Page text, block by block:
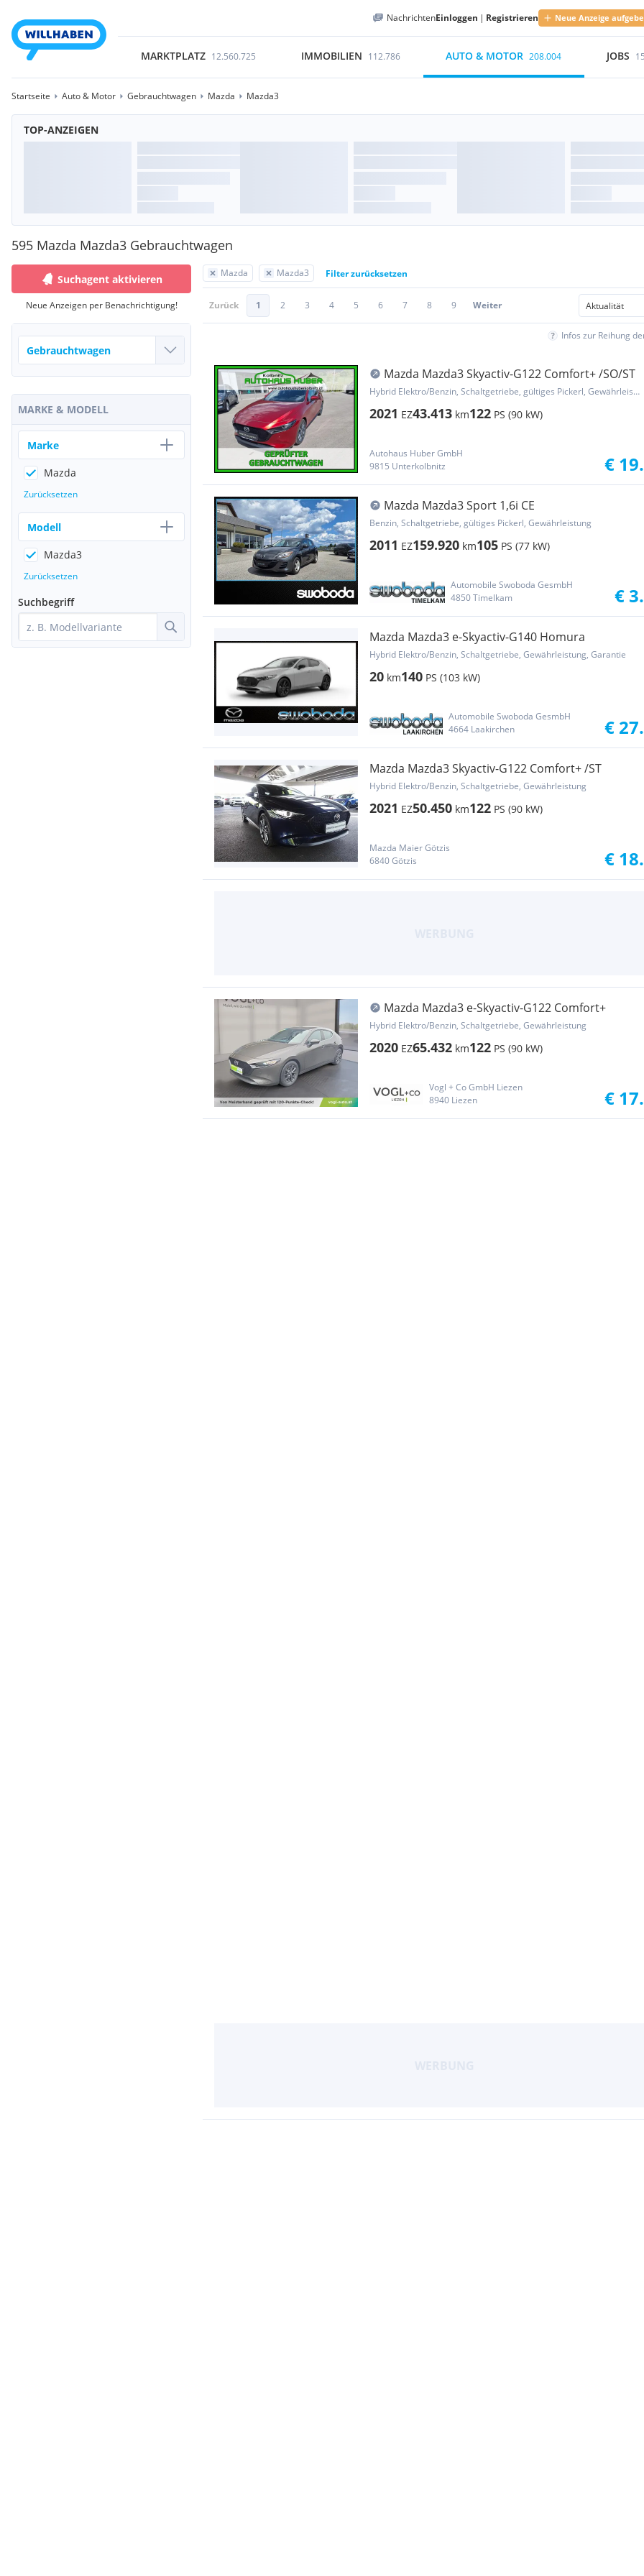
NachrichtenEinloggen | Registrieren Neue Anzeige
MARKTPLATZ 12.560.725 IMMOBILIEN 112.786 AUTO & MOTOR 208.004 JOBS
Startseite Auto & Motor Gebrauchtwagen Mazda Mazda3
TOP-ANZEIGEN
595 Mazda Mazda3 Gebrauchtwagen
Mazda Mazda3 Filter zurücksetzen
Zurück 1 2 3 4 5 6 7 8 9 Weiter
Infos zur Reihung
Mazda Mazda3 Skyactiv-G122 Comfort+ /SO/ST
Hybrid Elektro/Benzin, Schaltgetriebe, gültiges Pickerl, Gewährleistung, Garantie
2021 EZ43.413 km122 PS (90 kW)
Autohaus Huber GmbH
9815 Unterkolbnitz
€
Mazda Mazda3 Sport 1,6i CE
Benzin, Schaltgetriebe, gültiges Pickerl, Gewährleistung
2011 EZ159.920 km105 PS (77 kW)
Automobile Swoboda GesmbH
4850 Timelkam
€
Mazda Mazda3 e-Skyactiv-G140 Homura
Hybrid Elektro/Benzin, Schaltgetriebe, Gewährleistung, Garantie
20 km140 PS (103 kW)
Automobile Swoboda GesmbH
4664 Laakirchen
€
Mazda Mazda3 Skyactiv-G122 Comfort+ /ST
Hybrid Elektro/Benzin, Schaltgetriebe, Gewährleistung
2021 EZ50.450 km122 PS (90 kW)
Mazda Maier Götzis
6840 Götzis
€
Mazda Mazda3 e-Skyactiv-G122 Comfort+
Hybrid Elektro/Benzin, Schaltgetriebe, Gewährleistung
2020 EZ65.432 km122 PS (90 kW)
Vogl + Co GmbH Liezen
8940 Liezen
€
Suchagent aktivieren
Neue Anzeigen per Benachrichtigung!
MARKE & MODELL
Marke
Mazda
Zurücksetzen
Modell
Mazda3
Zurücksetzen
Suchbegriff